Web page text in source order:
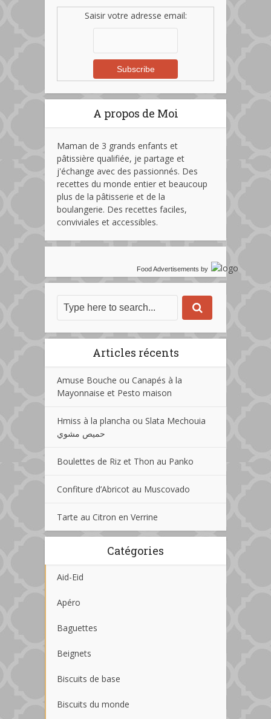
Saisir votre adresse email:
A propos de Moi
Maman de 3 grands enfants et
pâtissière qualifiée, je partage et
j'échange avec des passionnés. Des
recettes du monde entier et beaucoup
plus de la pâtisserie et de la
boulangerie. Des recettes faciles,
conviviales et accessibles.
Food Advertisements by
Articles récents
Amuse Bouche ou Canapés à la
Mayonnaise et Pesto maison
Hmiss à la plancha ou Slata Mechouia
حميص مشوي
Boulettes de Riz et Thon au Panko
Confiture d’Abricot au Muscovado
Tarte au Citron en Verrine
Catégories
Aid-Eid
Apéro
Baguettes
Beignets
Biscuits de base
Biscuits du monde